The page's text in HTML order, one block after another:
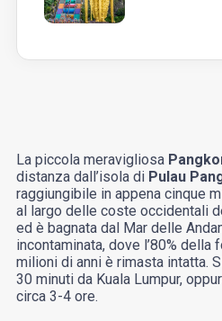
La piccola meravigliosa
distanza dall’isola di Pulau
raggiungibile in appena cinque
al largo delle coste occidentali
ed è bagnata dal Mar delle
incontaminata, dove l’80%
milioni di anni è rimasta intatta.
30 minuti da Kuala Lumpur,
circa 3-4 ore.